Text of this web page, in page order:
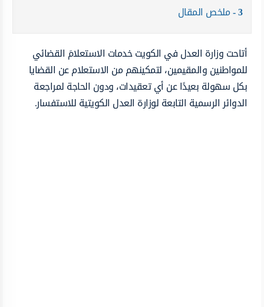
3 ملخص المقال
أتاحت وزارة العدل في الكويت خدمات الاستعلامَ القضائي
للمواطنين والمقيمين، لتمكينهم من الاستعلام عن القضايا
بكل سهولة بعيدًا عن أي تعقيدات، ودون الحاجة لمراجعة
الدوائر الرسمية التابعة لوزارة العدل الكويتية للاستفسار.